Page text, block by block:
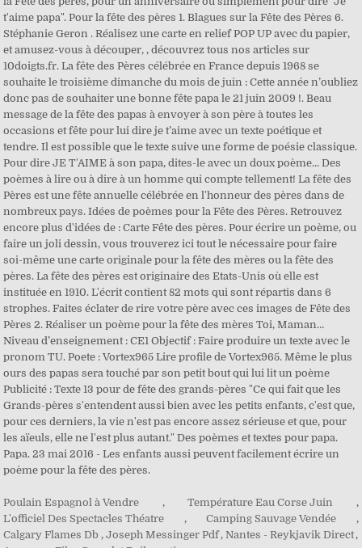
t'aime papa". Pour la fête des pères 1. Blagues sur la Fête des Pères 6.
Stéphanie Geron . Réalisez une carte en relief POP UP avec du papier,
et amusez-vous à découper, , découvrez tous nos articles sur
10doigts.fr. La fête des Pères célébrée en France depuis 1968 se
souhaite le troisième dimanche du mois de juin : Cette année n’oubliez
donc pas de souhaiter une bonne fête papa le 21 juin 2009 !. Beau
message de la fête des papas à envoyer à son père à toutes les
occasions et fête pour lui dire je t’aime avec un texte poétique et
tendre. Il est possible que le texte suive une forme de poésie classique.
Pour dire JE T'AIME à son papa, dites-le avec un doux poème... Des
poèmes à lire ou à dire à un homme qui compte tellement! La fête des
Pères est une fête annuelle célébrée en l'honneur des pères dans de
nombreux pays. Idées de poèmes pour la Fête des Pères. Retrouvez
encore plus d'idées de : Carte Fête des pères. Pour écrire un poème, ou
faire un joli dessin, vous trouverez ici tout le nécessaire pour faire
soi-même une carte originale pour la fête des mères ou la fête des
pères. La fête des pères est originaire des Etats-Unis où elle est
instituée en 1910. L'écrit contient 82 mots qui sont répartis dans 6
strophes. Faites éclater de rire votre père avec ces images de Fête des
Pères 2. Réaliser un poème pour la fête des mères Toi, Maman…
Niveau d’enseignement : CE1 Objectif : Faire produire un texte avec le
pronom TU. Poete : Vortex965 Lire profile de Vortex965. Même le plus
ours des papas sera touché par son petit bout qui lui lit un poème
Publicité : Texte 13 pour de fête des grands-pères "Ce qui fait que les
Grands-pères s'entendent aussi bien avec les petits enfants, c'est que,
pour ces derniers, la vie n'est pas encore assez sérieuse et que, pour
les aïeuls, elle ne l'est plus autant." Des poèmes et textes pour papa.
Papa. 23 mai 2016 - Les enfants aussi peuvent facilement écrire un
poème pour la fête des pères.
Poulain Espagnol à Vendre , Température Eau Corse Juin
,
L'officiel Des Spectacles Théatre
, Camping Sauvage Vendée
,
Calgary Flames Db , Joseph Messinger Pdf , Nantes - Reykjavik Direct ,